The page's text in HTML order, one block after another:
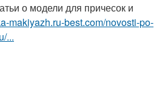
о модели для причесок и
makiyazh.ru-best.com/novosti-po-
...